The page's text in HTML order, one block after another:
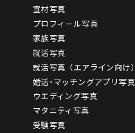
宣材写真
プロフィール写真
家族写真
就活写真
就活写真（エアライン向け）
婚活･マッチングアプリ写真
ウエディング写真
マタニティ写真
受験写真